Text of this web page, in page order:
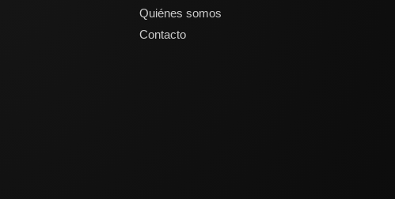
Quiénes somos
Contacto